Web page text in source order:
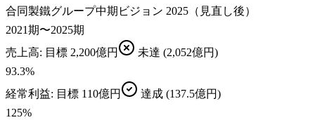
合同製鐵グループ中期ビジョン 2025（見直し後）
2021期〜2025期
売上高: 目標 2,200億円 未達 (2,052億円)
93.3%
経常利益: 目標 110億円 達成 (137.5億円)
125%